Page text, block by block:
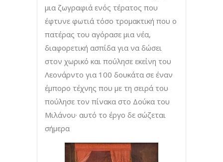
μια ζωγραφιά ενός τέρατος που
έφτυνε φωτιά τόσο τρομακτική που ο
πατέρας του αγόρασε μια νέα,
διαφορετική ασπίδα για να δώσει
στον χωρικό και πούλησε εκείνη του
Λεονάρντο για 100 δουκάτα σε έναν
έμπορο τέχνης που με τη σειρά του
πούλησε τον πίνακα στο Δούκα του
Μιλάνου· αυτό το έργο δε σώζεται
σήμερα